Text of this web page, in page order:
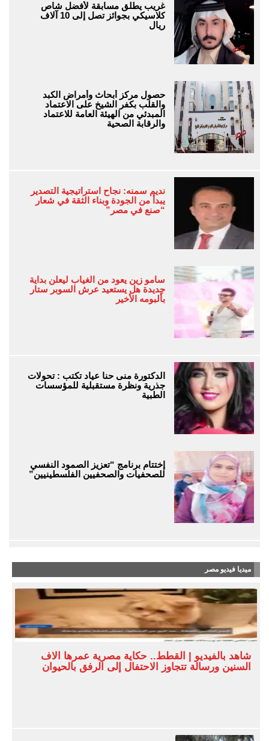
غريب يطلق مسابقة لأفضل شاص
كلاسيكي بجوائز تصل إلى 10 آلاف
ريال
حصول مركز أبحاث وأمراض الكبد
والقلب بكفر الشيخ على الاعتماد
المبدئي من الهيئة العامة للاعتماد
والرقابة الصحية
نديم سمنه: نجاح استراتيجية التصدير
يبدأ من الجودة وبناء الثقة في شعار
“صنع في مصر”
سامو زين يعود من الغياب ليعلن بداية
جديدة هل يستعيد عرش السوبر ستار
بألبومه الأخير
الدكتورة منى حنا عياد تكتب : تحولات
جذرية ونظرة مستقبلية للمؤسسات
الطبية
إختتام برنامج “تعزيز الصمود النفسي
للصحفيات والصحفيين الفلسطينيين”
ميديا فيديو مصر
شاهد بالفيديو | القطط.. حكاية مصرية عمرها آلاف
السنين ورسالة تتجاوز الاحتفال إلى الرفق بالحيوان